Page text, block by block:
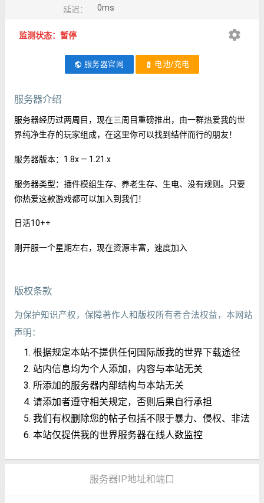
延迟： 0ms
监测状态：暂停 settings
public 服务器官网 battery_charging_full 电池/充电
服务器介绍
服务器经历过两周目，现在三周目重磅推出，由一群热爱我的世
界纯净生存的玩家组成，在这里你可以找到结伴而行的朋友！
服务器版本：1.8x — 1.21.x
服务器类型：插件模组生存、养老生存、生电、没有规则。只要
你热爱这款游戏都可以加入到我们！
日活10++
刚开服一个星期左右，现在资源丰富，速度加入
版权条款
为保护知识产权，保障著作人和版权所有者合法权益，本网站
声明：
根据规定本站不提供任何国际版我的世界下载途径
站内信息均为个人添加，内容与本站无关
所添加的服务器内部结构与本站无关
请添加者遵守相关规定，否则后果自行承担
我们有权删除您的帖子包括不限于暴力、侵权、非法
本站仅提供我的世界服务器在线人数监控
服务器IP地址和端口